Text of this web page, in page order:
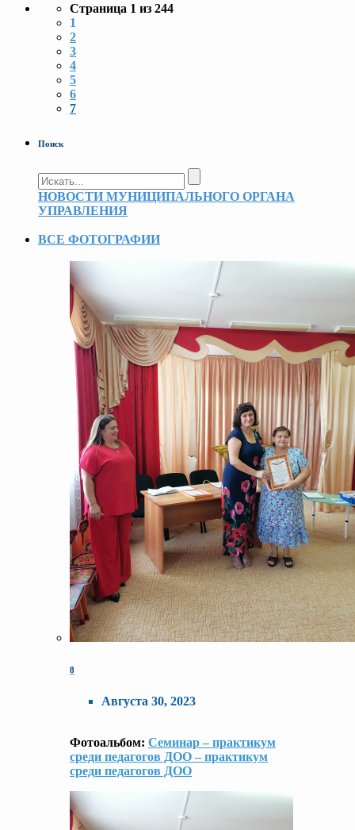
Страница 1 из 244
1
2
3
4
5
6
7
Поиск
НОВОСТИ МУНИЦИПАЛЬНОГО ОРГАНА
УПРАВЛЕНИЯ
ВСЕ ФОТОГРАФИИ
8
Августа 30, 2023
Фотоальбом: Семинар – практикум
среди педагогов ДОО – практикум
среди педагогов ДОО